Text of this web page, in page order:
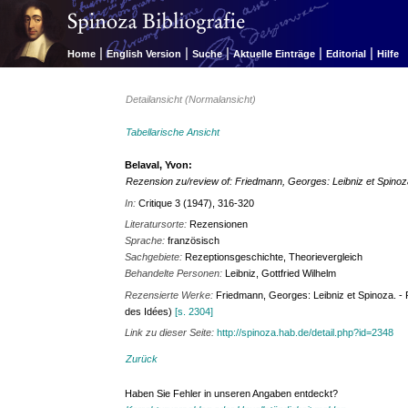
Home | English Version | Suche | Aktuelle Einträge | Editorial | Hilfe
Detailansicht (Normalansicht)
Tabellarische Ansicht
Belaval, Yvon:
Rezension zu/review of: Friedmann, Georges: Leibniz et
In:Critique 3 (1947), 316-320
Literatursorte:Rezensionen
Sprache:französisch
Sachgebiete:Rezeptionsgeschichte, Theorievergleich
Behandelte Personen:Leibniz, Gottfried Wilhelm
Rezensierte Werke:Friedmann, Georges: Leibniz et Spinoza. -
des Idées)[s. 2304]
Link zu dieser Seite:http://spinoza.hab.de/detail.php?id=2348
Zurück
Haben Sie Fehler in unseren Angaben entdeckt?